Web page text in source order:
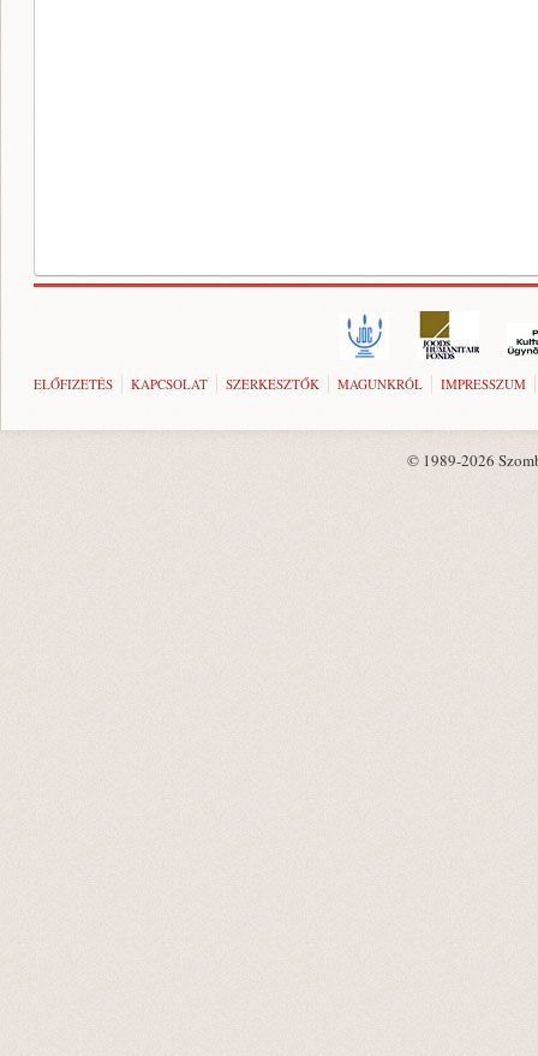
ELŐFIZETÉS KAPCSOLAT SZERKESZTŐK MAGUNKRÓL IMPRESSZUM
© 1989-2026